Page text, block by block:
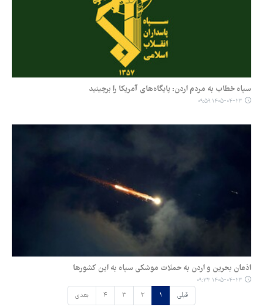
سپاه خطاب به مردم اردن: پایگاه‌های آمریکا را برچینید
۱۴۰۵-۰۴-۲۳ ۰۹:۵۹
اذعان بحرین و اردن به حملات موشکی سپاه به این کشورها
۱۴۰۵-۰۴-۲۳ ۰۹:۳۳
قبلی ۱ ۲ ۳ ۴ بعدی